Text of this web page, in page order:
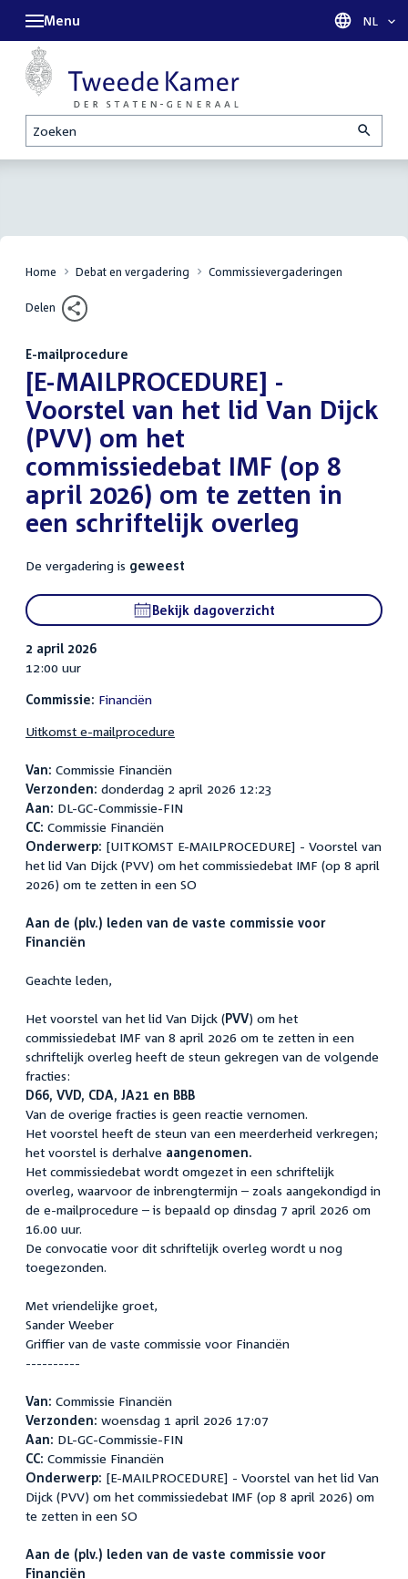
Zoeken
Menu Taal
NL
Home Debat en vergadering Commissievergaderingen
Delen
E-mailprocedure
:[E-MAILPROCEDURE] -
Voorstel van het lid Van Dijck
(PVV) om het
commissiedebat IMF (op 8
april 2026) om te zetten in
een schriftelijk overleg
De vergadering is geweest
Bekijk dagoverzicht
2 april 2026
12:00 uur
Commissie: Financiën
Uitkomst e-mailprocedure
Van: Commissie Financiën
Verzonden: donderdag 2 april 2026 12:23
Aan: DL-GC-Commissie-FIN
CC: Commissie Financiën
Onderwerp: [UITKOMST E-MAILPROCEDURE] - Voorstel van
het lid Van Dijck (PVV) om het commissiedebat IMF (op 8 april
2026) om te zetten in een SO
Aan de (plv.) leden van de vaste commissie voor
Financiën
Geachte leden,
Het voorstel van het lid Van Dijck (PVV) om het
commissiedebat IMF van 8 april 2026 om te zetten in een
schriftelijk overleg heeft de steun gekregen van de volgende
fracties:
D66, VVD, CDA, JA21 en BBB
Van de overige fracties is geen reactie vernomen.
Het voorstel heeft de steun van een meerderheid verkregen;
het voorstel is derhalve aangenomen.
Het commissiedebat wordt omgezet in een schriftelijk
overleg, waarvoor de inbrengtermijn – zoals aangekondigd in
de e-mailprocedure – is bepaald op dinsdag 7 april 2026 om
16.00 uur.
De convocatie voor dit schriftelijk overleg wordt u nog
toegezonden.
Met vriendelijke groet,
Sander Weeber
Griffier van de vaste commissie voor Financiën
----------
Van: Commissie Financiën
Verzonden: woensdag 1 april 2026 17:07
Aan: DL-GC-Commissie-FIN
CC: Commissie Financiën
Onderwerp: [E-MAILPROCEDURE] - Voorstel van het lid Van
Dijck (PVV) om het commissiedebat IMF (op 8 april 2026) om
te zetten in een SO
Aan de (plv.) leden van de vaste commissie voor
Financiën